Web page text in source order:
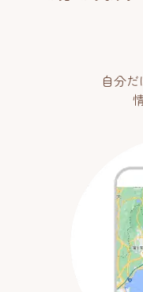
自分